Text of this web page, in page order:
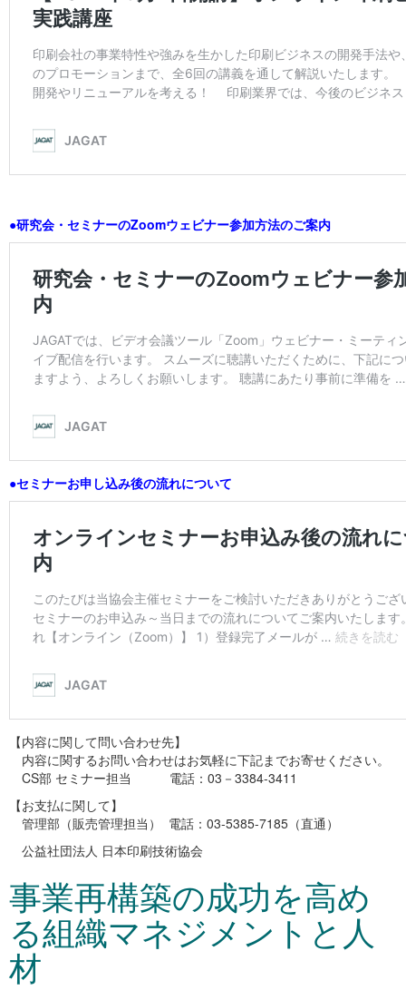
●研究会・セミナーのZoomウェビナー参加方法のご案内
●セミナーお申し込み後の流れについて
【内容に関して問い合わせ先】
内容に関するお問い合わせはお気軽に下記までお寄せください。
CS部 セミナー担当 電話：03－3384-3411
【お支払に関して】
管理部（販売管理担当） 電話：03-5385-7185（直通）
公益社団法人 日本印刷技術協会
事業再構築の成功を高め
る組織マネジメントと人
材